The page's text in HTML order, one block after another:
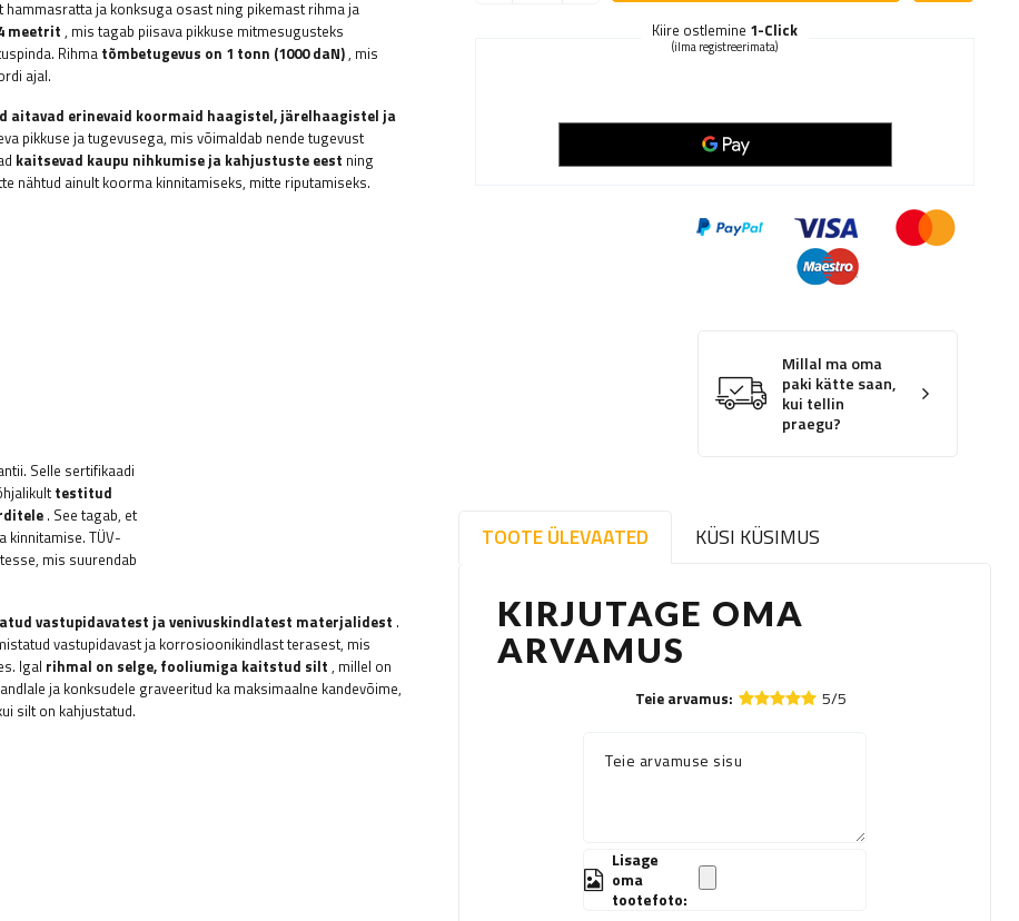
Kiire ostlemine 1-Click
(ilma registreerimata)
Millal ma oma
paki kätte saan,
kui tellin
praegu?
TOOTE ÜLEVAATED KÜSI KÜSIMUS
KIRJUTAGE OMA
ARVAMUS
Teie arvamus: 5/5
Teie arvamuse sisu
Lisage
oma
tootefoto:
ja konksuga osast ning pikemast rihma ja
meetrit , mis tagab piisava pikkuse mitmesugusteks
Rihmatõmbetugevus on 1 tonn (1000 daN), mis
ajal.
aitavad erinevaid koormaid haagistel, järelhaagistel ja
pikkuse ja tugevusega, mis võimaldab nende tugevust
kaitsevad kaupu nihkumise ja kahjustuste eest ning
nähtud ainult koorma kinnitamiseks, mitte riputamiseks.
Selle sertifikaadi
testitud
. See tagab, et
kinnitamise. TÜV-
mis suurendab
vastupidavatest ja venivuskindlatest materjalidest .
vastupidavast ja korrosioonikindlast terasest, mis
Igal rihmal on selge, fooliumiga kaitstud silt , millel on
ja konksudele graveeritud ka maksimaalne kandevõime,
silt on kahjustatud.